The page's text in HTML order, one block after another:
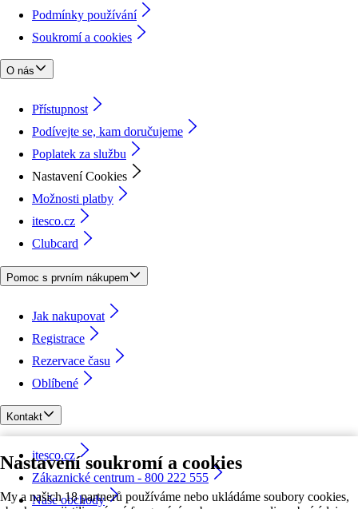
Nastavení soukromí a cookies
My a našich 18 partnerů používáme nebo ukládáme soubory cookies,
Podmínky používání
Soukromí a cookies
O nás
Přístupnost
Podívejte se, kam doručujeme
Poplatek za službu
Nastavení Cookies
Možnosti platby
itesco.cz
Clubcard
Pomoc s prvním nákupem
Jak nakupovat
Registrace
Rezervace času
Oblíbené
Kontakt
itesco.cz
Zákaznické centrum - 800 222 555
Naše obchody